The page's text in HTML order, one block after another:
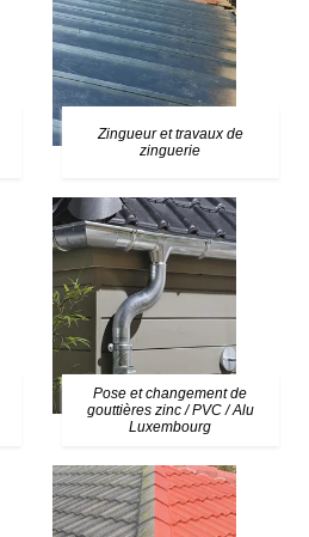
Zingueur et travaux de
zinguerie
Pose et changement de
gouttières zinc / PVC / Alu
Luxembourg